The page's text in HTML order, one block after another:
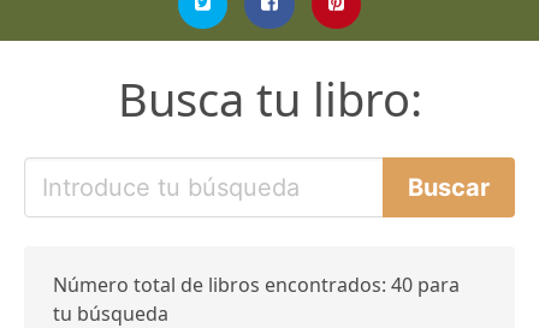
Busca tu libro:
Número total de libros encontrados: 40 para
tu búsqueda